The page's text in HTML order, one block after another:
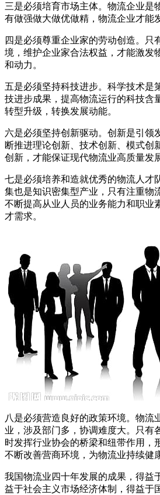
三是必须培育市场主体。物流企业是
有做强做大做优做精，物流企业才能
四是必须尊重企业家的劳动创造。只
境，维护企业家合法权益，才能激发
和动力。
五是必须坚持科技进步。科学技术是
技进步成果，提高物流运行的科技含
转型升级，转换发展动能。
六是必须坚持创新驱动。创新是引领
断推进理论创新、技术创新、模式创
创新，才能保证现代物流业高质量发
七是必须培养和造就优秀的物流人才
集也是知识密集型产业，只有注重物
不断提高从业人员的业务能力和职业
才需求。
八是必须营造良好的政策环境。物流
业，涉及部门多，协调难度大。只有
时发挥行业协会的桥梁和纽带作用，
不断改善营商环境，为物流业持续健
我国物流业四十年发展的成果，得益
益于社会主义市场经济体制，得益于